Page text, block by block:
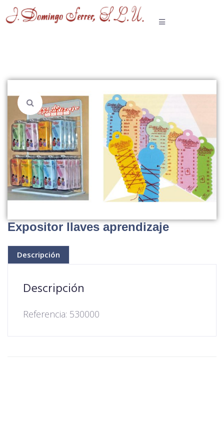
Expositor llaves aprendizaje
Descripción
Descripción
Referencia: 530000